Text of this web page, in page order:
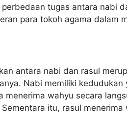
perbedaan tugas antara nabi
para tokoh agama dalam
antara nabi dan rasul
Nabi memiliki
menerima wahyu secara
itu, rasul